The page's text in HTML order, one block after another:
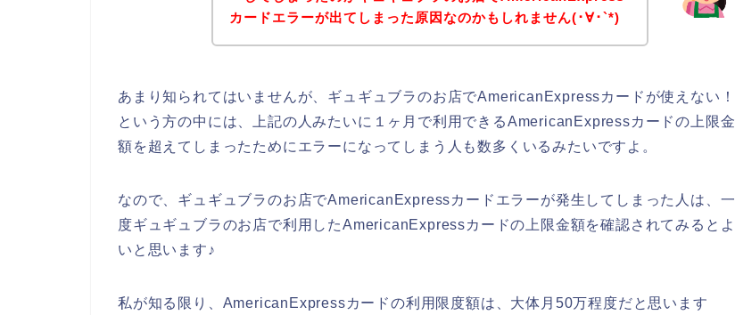
カードエラーが出てしまった原因なのかもしれません(･∀･`*)
あまり知られてはいませんが、ギュギュブラのお店でAmericanExpressカードが使えない！
という方の中には、上記の人みたいに１ヶ月で利用できるAmericanExpressカードの上限金
額を超えてしまったためにエラーになってしまう人も数多くいるみたいですよ。
なので、ギュギュブラのお店でAmericanExpressカードエラーが発生してしまった人は、一
度ギュギュブラのお店で利用したAmericanExpressカードの上限金額を確認されてみるとよ
いと思います♪
私が知る限り、AmericanExpressカードの利用限度額は、大体月50万程度だと思います